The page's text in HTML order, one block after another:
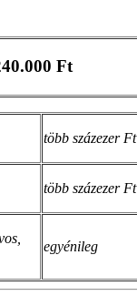
Ft
több százezer Ft
több százezer Ft
egyénileg